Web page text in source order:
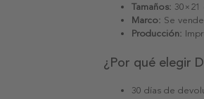
Tamaños: 30×21
Marco: Se
Producción:
¿Por qué elegir
30 días de